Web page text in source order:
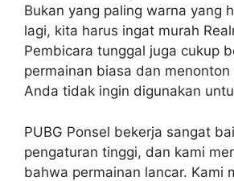
Bukan yang paling warna yang
lagi, kita harus ingat murah
Pembicara tunggal juga cukup
permainan biasa dan
Anda tidak ingin digunakan
PUBG Ponsel bekerja sangat
pengaturan tinggi, dan kami
bahwa permainan lancar. Kami